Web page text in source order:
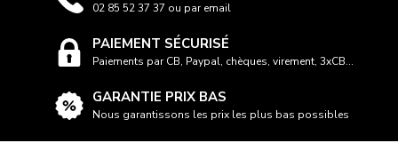
02 85 52 37 37 ou par email
PAIEMENT SÉCURISÉ
Paiements par CB, Paypal, chèques, virement, 3xCB...
GARANTIE PRIX BAS
Nous garantissons les prix les plus bas possibles